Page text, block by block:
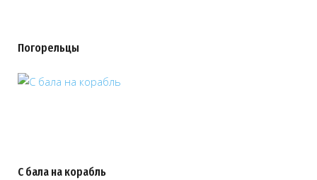
Погорельцы
С бала на корабль